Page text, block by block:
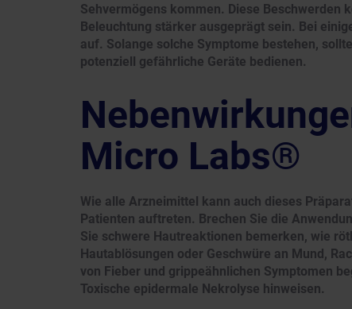
Sehvermögens kommen. Diese Beschwerden
Beleuchtung stärker ausgeprägt sein. Bei
auf. Solange solche Symptome bestehen,
potenziell gefährliche Geräte bedienen.
Micro Labs®
Wie alle Arzneimittel kann auch dieses
Patienten auftreten. Brechen Sie die
Sie schwere Hautreaktionen bemerken, wie
Hautablösungen oder Geschwüre an Mund,
von Fieber und grippeähnlichen Symptomen
Toxische epidermale Nekrolyse hinweisen.